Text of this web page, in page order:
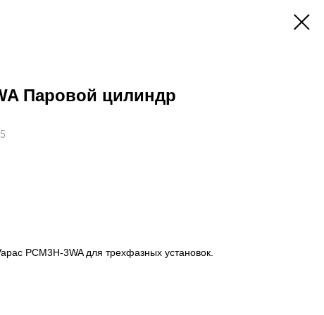
Паровой цилиндр
PCM3H-3WA для трехфазных установок.